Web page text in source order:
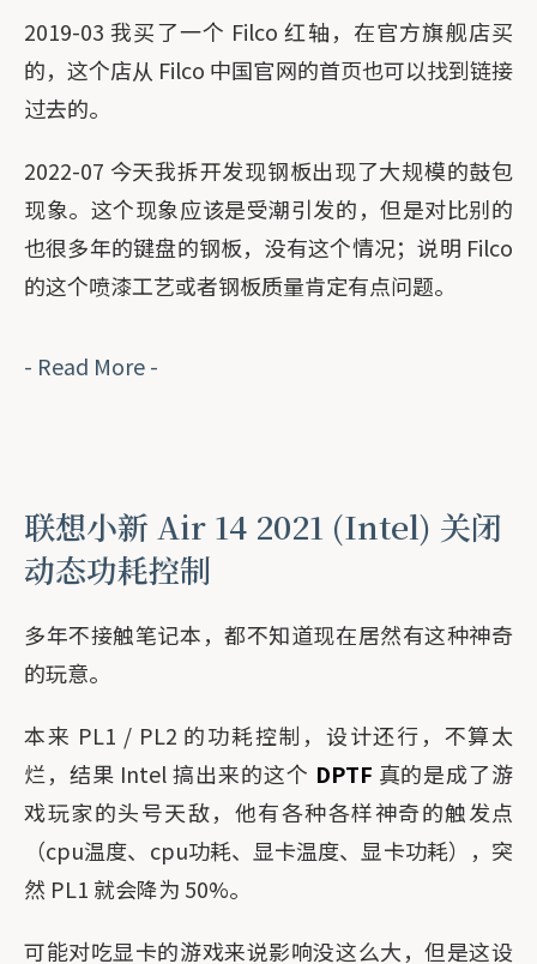
2019-03 我买了一个 Filco 红轴，在官方旗舰店买
的，这个店从 Filco 中国官网的首页也可以找到链接
过去的。
2022-07 今天我拆开发现钢板出现了大规模的鼓包
现象。这个现象应该是受潮引发的，但是对比别的
也很多年的键盘的钢板，没有这个情况；说明 Filco
的这个喷漆工艺或者钢板质量肯定有点问题。
- Read More -
联想小新 Air 14 2021 (Intel) 关闭
动态功耗控制
多年不接触笔记本，都不知道现在居然有这种神奇
的玩意。
本来 PL1 / PL2 的功耗控制，设计还行，不算太
烂，结果 Intel 搞出来的这个 DPTF 真的是成了游
戏玩家的头号天敌，他有各种各样神奇的触发点
（cpu温度、cpu功耗、显卡温度、显卡功耗），突
然 PL1 就会降为 50%。
可能对吃显卡的游戏来说影响没这么大，但是这设